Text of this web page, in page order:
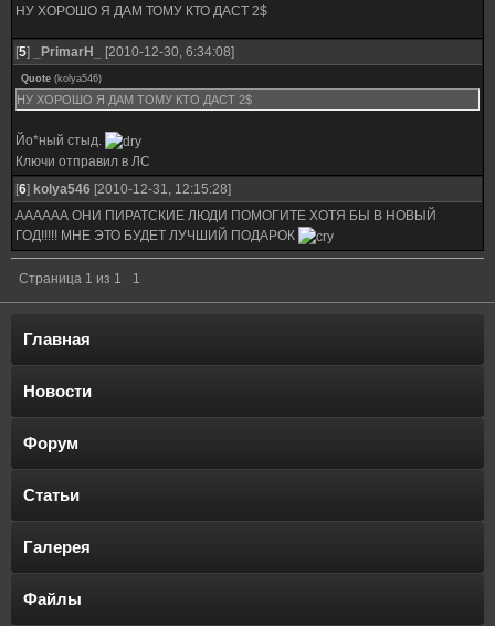
НУ ХОРОШО Я ДАМ ТОМУ КТО ДАСТ 2$
[5] _PrimarH_ [2010-12-30, 6:34:08]
Quote (kolya546)
НУ ХОРОШО Я ДАМ ТОМУ КТО ДАСТ 2$
Йо*ный стыд.
Ключи отправил в ЛС
[6] kolya546 [2010-12-31, 12:15:28]
АААААА ОНИ ПИРАТСКИЕ ЛЮДИ ПОМОГИТЕ ХОТЯ БЫ В НОВЫЙ
ГОД!!!!! МНЕ ЭТО БУДЕТ ЛУЧШИЙ ПОДАРОК
Страница 1 из 1 1
Главная
Новости
Форум
Статьи
Галерея
Файлы